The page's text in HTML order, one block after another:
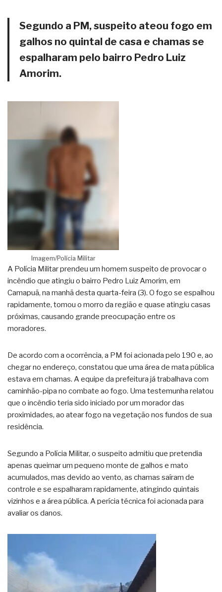
Segundo a PM, suspeito ateou fogo em
galhos no quintal de casa e chamas se
espalharam pelo bairro Pedro Luiz
Amorim.
Imagem/Polícia Militar
A Polícia Militar prendeu um homem suspeito de provocar o
incêndio que atingiu o bairro Pedro Luiz Amorim, em
Camapuã, na manhã desta quarta-feira (3). O fogo se espalhou
rapidamente, tomou o morro da região e quase atingiu casas
próximas, causando grande preocupação entre os
moradores.
De acordo com a ocorrência, a PM foi acionada pelo 190 e, ao
chegar no endereço, constatou que uma área de mata pública
estava em chamas. A equipe da prefeitura já trabalhava com
caminhão-pipa no combate ao fogo. Uma testemunha relatou
que o incêndio teria sido iniciado por um morador das
proximidades, ao atear fogo na vegetação nos fundos de sua
residência.
Segundo a Polícia Militar, o suspeito admitiu que pretendia
apenas queimar um pequeno monte de galhos e mato
acumulados, mas devido ao vento, as chamas saíram de
controle e se espalharam rapidamente, atingindo quintais
vizinhos e a área pública. A perícia técnica foi acionada para
avaliar os danos.